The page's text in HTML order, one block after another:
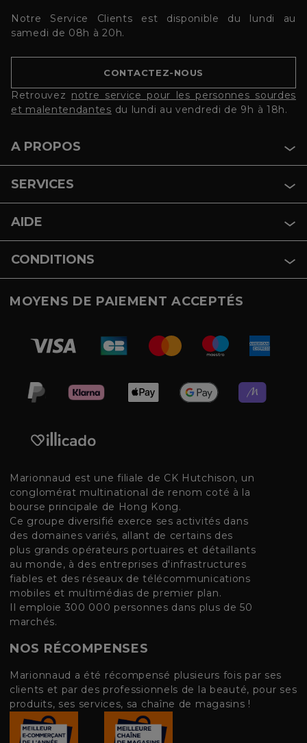
Notre Service Clients est disponible du lundi au
samedi de 08h à 20h.
CONTACTEZ-NOUS
Retrouvez notre service pour les personnes sourdes
et malentendantes du lundi au vendredi de 9h à 18h.
A PROPOS
SERVICES
AIDE
CONDITIONS
MOYENS DE PAIEMENT ACCEPTÉS
Marionnaud est une filiale de CK Hutchison, un
conglomérat multinational de renom coté à la
bourse principale de Hong Kong.
Ce groupe diversifié exerce ses activités dans
des domaines variés, allant de certains des
plus grands opérateurs portuaires et détaillants
au monde, à des entreprises d'infrastructures
fiables et des réseaux de télécommunications
mobiles et multimédias de premier plan.
Il emploie 300 000 personnes dans plus de 50
marchés.
NOS RÉCOMPENSES
Marionnaud a été récompensé plusieurs fois par ses
clients et par des professionnels de la beauté, pour ses
produits, ses services, sa chaîne de magasins !